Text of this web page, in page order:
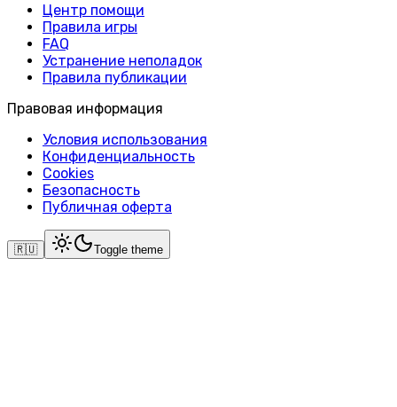
Центр помощи
Правила игры
FAQ
Устранение неполадок
Правила публикации
Правовая информация
Условия использования
Конфиденциальность
Cookies
Безопасность
Публичная оферта
🇷🇺 Toggle theme